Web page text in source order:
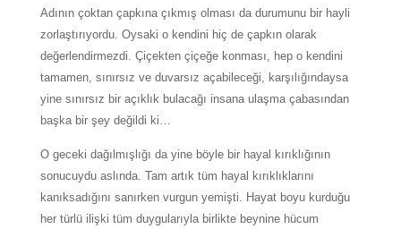
Adının çoktan çapkına çıkmış olması da durumunu bir hayli
zorlaştırıyordu. Oysaki o kendini hiç de çapkın olarak
değerlendirmezdi. Çiçekten çiçeğe konması, hep o kendini
tamamen, sınırsız ve duvarsız açabileceği, karşılığındaysa
yine sınırsız bir açıklık bulacağı insana ulaşma çabasından
başka bir şey değildi ki…
O geceki dağılmışlığı da yine böyle bir hayal kırıklığının
sonucuydu aslında. Tam artık tüm hayal kırıklıklarını
kanıksadığını sanırken vurgun yemişti. Hayat boyu kurduğu
her türlü ilişki tüm duygularıyla birlikte beynine hücum